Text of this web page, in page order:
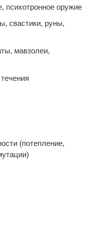
психотронное оружие
свастики, руны,
мавзолеи,
(потепление,